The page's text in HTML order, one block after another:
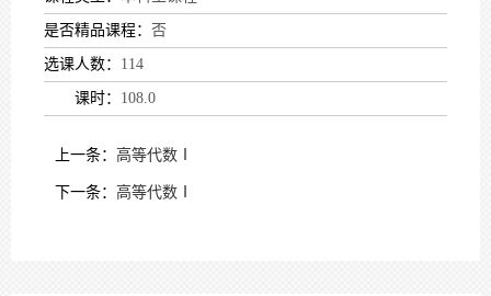
是否精品课程： 否
选课人数： 114
课时： 108.0
上一条： 高等代数Ⅰ
下一条： 高等代数Ⅰ